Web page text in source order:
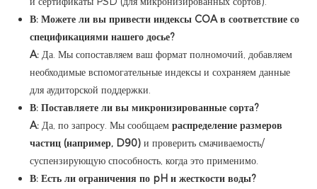
В: Можете ли вы привести индексы COA в соответствие со
спецификациями нашего досье?
A: Да. Мы сопоставляем ваш формат полномочий, добавляем
необходимые вспомогательные индексы и сохраняем данные
для аудиторской поддержки.
В: Поставляете ли вы микронизированные сорта?
A: Да, по запросу. Мы сообщаем распределение размеров
частиц (например, D90) и проверить смачиваемость/
суспензирующую способность, когда это применимо.
В: Есть ли ограничения по pH и жесткости воды?